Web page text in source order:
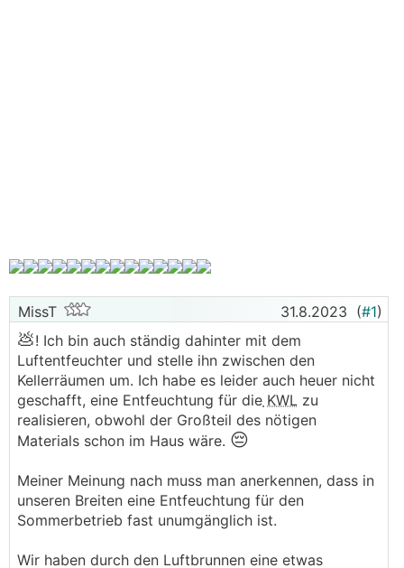
MissT 31.8.2023 (#1)
💩! Ich bin auch ständig dahinter mit dem
Luftentfeuchter und stelle ihn zwischen den
Kellerräumen um. Ich habe es leider auch heuer nicht
geschafft, eine Entfeuchtung für die KWL zu
realisieren, obwohl der Großteil des nötigen
Materials schon im Haus wäre. 😔
Meiner Meinung nach muss man anerkennen, dass in
unseren Breiten eine Entfeuchtung für den
Sommerbetrieb fast unumgänglich ist.
Wir haben durch den Luftbrunnen eine etwas